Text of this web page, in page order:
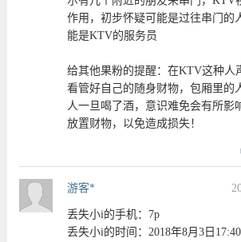
作用，初步怀疑可能是过往串门的
能是KTV的服务员
给其他果粉的提醒：在KTV这种人
看管好自己的随身财物，包厢里的
人一旦喝了酒，意识难免会有所影
放置财物，以免造成损失！
游客*
丢失小i的手机：7p
丢失小i的时间：2018年8月3日